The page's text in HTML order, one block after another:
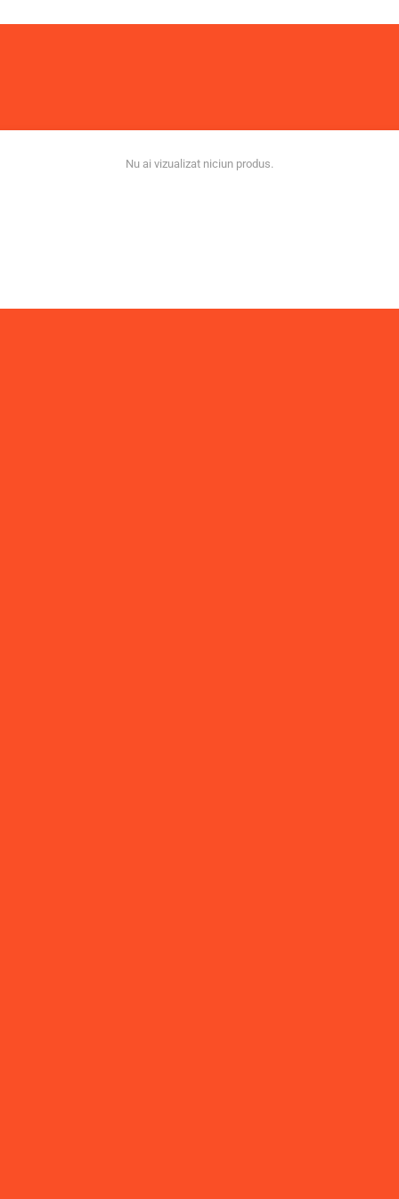
Nu ai vizualizat niciun produs.